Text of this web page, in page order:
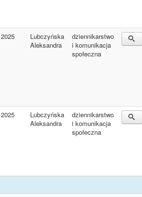
2025
Lubczyńska
Aleksandra
dziennikarstwo
i komunikacja
społeczna
2025
Lubczyńska
Aleksandra
dziennikarstwo
i komunikacja
społeczna